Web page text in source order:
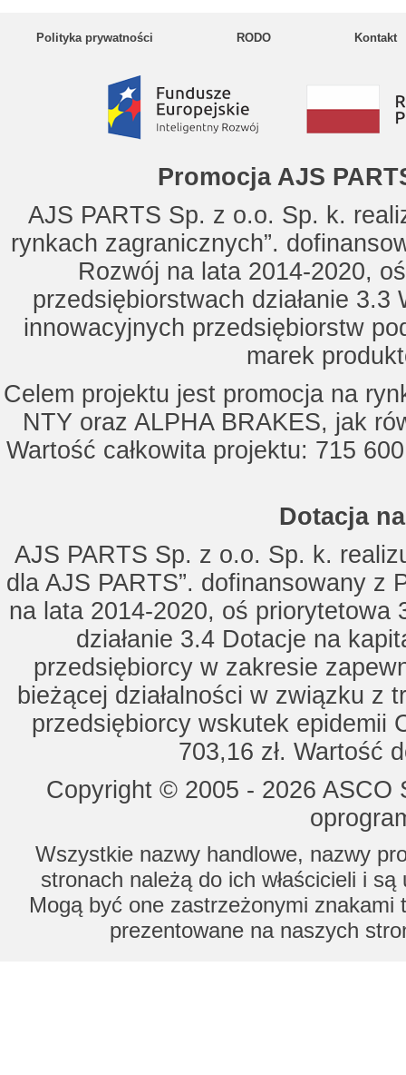
Polityka prywatności RODO Kontakt
Promocja AJS
AJS PARTS Sp. z o.o. Sp. k.
rynkach zagranicznych”.
Rozwój na lata 2014-2020,
przedsiębiorstwach działanie
innowacyjnych przedsiębiorstw
marek
Celem projektu jest promocja na
NTY oraz ALPHA BRAKES, jak
Wartość całkowita projektu: 715
Dotacja
AJS PARTS Sp. z o.o. Sp. k.
dla AJS PARTS”. dofinansowany z
na lata 2014-2020, oś priorytetowa
działanie 3.4 Dotacje na
przedsiębiorcy w zakresie
bieżącej działalności w związku z
przedsiębiorcy wskutek epidemii
703,16 zł. Wartość
Copyright © 2005 - 2026
Wszystkie nazwy handlowe, nazwy
stronach należą do ich właścicieli i
Mogą być one zastrzeżonymi znakami
prezentowane na naszych